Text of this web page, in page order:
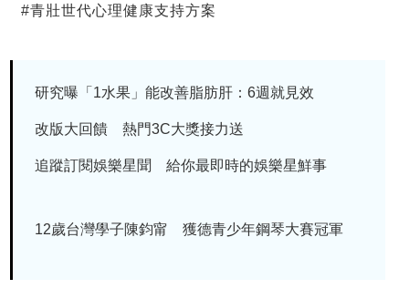
#青壯世代心理健康支持方案
研究曝「1水果」能改善脂肪肝：6週就見效
改版大回饋 熱門3C大獎接力送
追蹤訂閱娛樂星聞 給你最即時的娛樂星鮮事
12歲台灣學子陳鈞甯 獲德青少年鋼琴大賽冠軍